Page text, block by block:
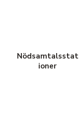
Nödsamtalsstat
ioner